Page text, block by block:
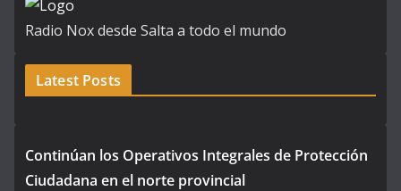
Radio Nox desde Salta a todo el mundo
Latest Posts
Continúan los Operativos Integrales de Protección
Ciudadana en el norte provincial